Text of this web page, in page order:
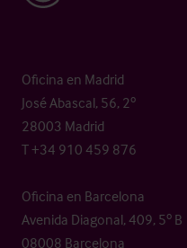
Oficina en Madrid
José Abascal, 56, 2º
28003 Madrid
T +34 910 459 876
Oficina en Barcelona
Avenida Diagonal, 409, 5º B
08008 Barcelona